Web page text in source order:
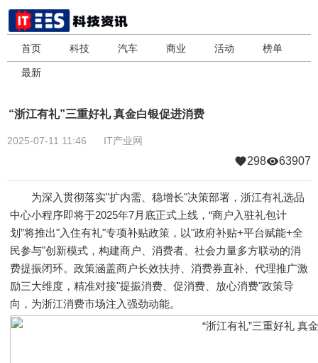
首页 科技 汽车 商业 活动 榜单
最新
“浙江有礼”三重好礼 真金白银促进消费
2025-07-11 11:46 IT产业网
298 63907
为深入贯彻落实"扩内需、稳增长"决策部署，浙江有礼选品
中心小程序即将于2025年7月底正式上线，“商户入驻礼包计
划”将推出"入住有礼"专项补贴政策，以"政府补贴+平台赋能+全
民参与"创新模式，构建商户、消费者、社会力量多方联动的消
费提振闭环。政策涵盖商户长效扶持、消费券直补、代理推广激
励三大维度，精准对接"提振消费、促消费、放心消费"政策导
向，为浙江消费市场注入强劲动能。